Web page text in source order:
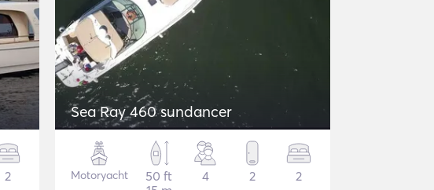
2
Sea Ray 460 sundancer
Motoryacht
50 ft
4 2 2